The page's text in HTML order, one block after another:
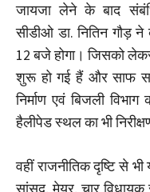
जायजा लेने के बाद
सीडीओ डा. नितिन गौड़
12 बजे होगा। जिसको
शुरू हो गई हैं और साफ
निर्माण एवं बिजली
हैलीपेड स्थल का भी
वहीं राजनीतिक दृष्टि से